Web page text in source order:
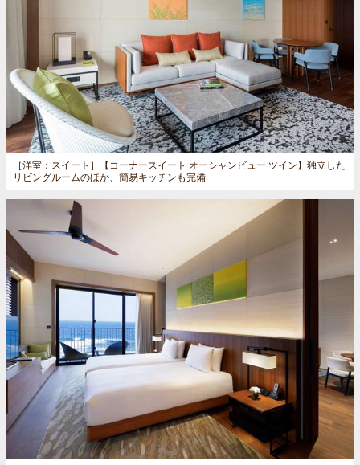
［洋室：スイート］
【コーナースイート オーシャンビュー ツイン】独立した
リビングルームのほか、簡易キッチンも完備